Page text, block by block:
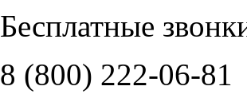
Бесплатные
8 (800) 222-06-81